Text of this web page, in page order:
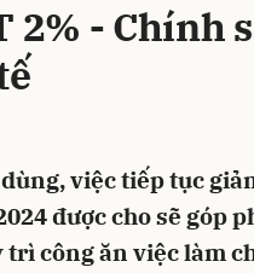
2% - Chính
việc tiếp tục
được cho sẽ góp
công ăn việc làm